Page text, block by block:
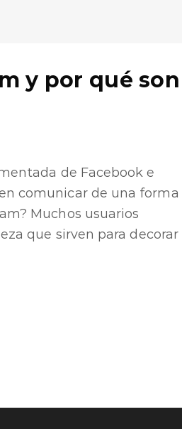
y por qué son
de Facebook e
comunicar de una forma
Muchos usuarios
que sirven para decorar